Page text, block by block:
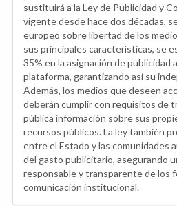
sustituirá a la Ley de Publicidad y
vigente desde hace dos décadas,
europeo sobre libertad de los
sus principales características, se
35% en la asignación de publicidad
plataforma, garantizando así su
Además, los medios que deseen
deberán cumplir con requisitos de
pública información sobre sus
recursos públicos. La ley también
entre el Estado y las comunidades
del gasto publicitario, asegurando
responsable y transparente de los
comunicación institucional.